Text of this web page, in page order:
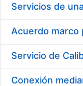
Acuerdo marco